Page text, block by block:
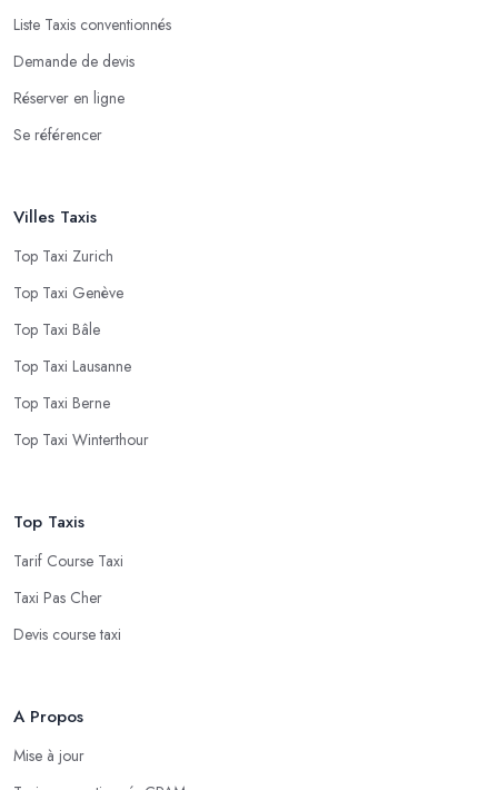
Liste Taxis conventionnés
Demande de devis
Réserver en ligne
Se référencer
Villes Taxis
Top Taxi Zurich
Top Taxi Genève
Top Taxi Bâle
Top Taxi Lausanne
Top Taxi Berne
Top Taxi Winterthour
Top Taxis
Tarif Course Taxi
Taxi Pas Cher
Devis course taxi
A Propos
Mise à jour